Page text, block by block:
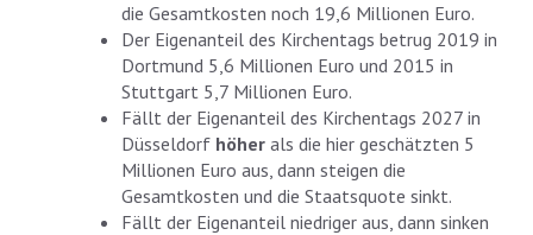
die Gesamtkosten noch 19,6 Millionen Euro.
Der Eigenanteil des Kirchentags betrug 2019 in
Dortmund 5,6 Millionen Euro und 2015 in
Stuttgart 5,7 Millionen Euro.
Fällt der Eigenanteil des Kirchentags 2027 in
Düsseldorf höher als die hier geschätzten 5
Millionen Euro aus, dann steigen die
Gesamtkosten und die Staatsquote sinkt.
Fällt der Eigenanteil niedriger aus, dann sinken